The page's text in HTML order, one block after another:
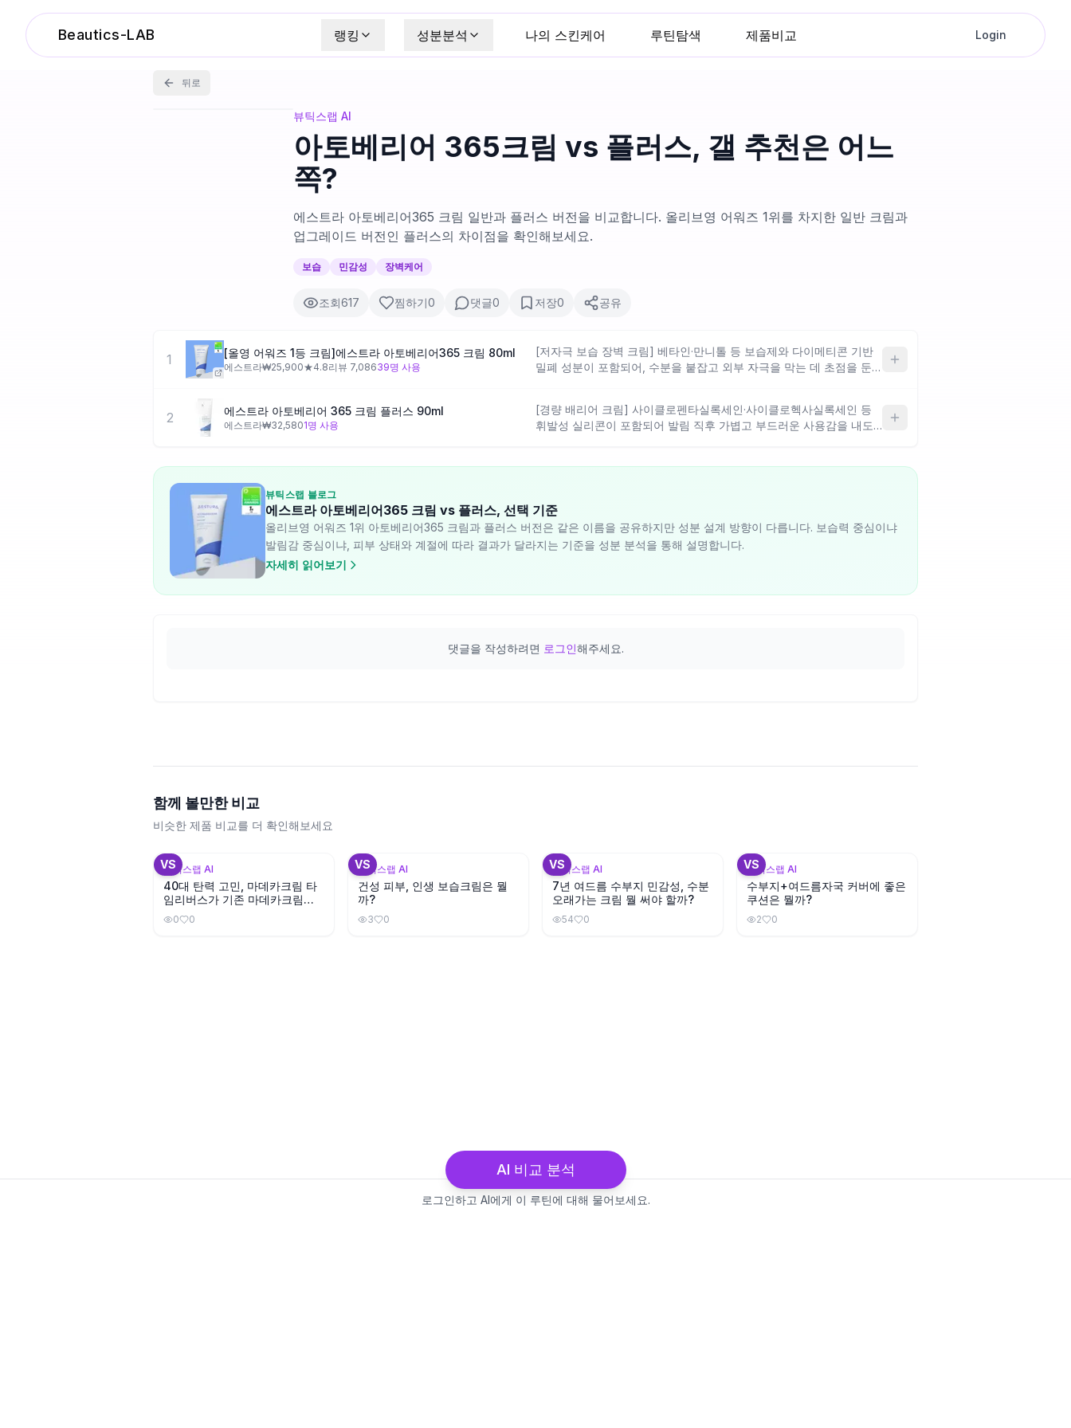
Beautics-LAB 랭킹 성분분석 나의 스킨케어 루틴탐색 제품비교 Login
뒤로
뷰틱스랩 AI
아토베리어 365크림 vs 플러스, 갤 추천은 어느
쪽?
에스트라 아토베리어365 크림 일반과 플러스 버전을 비교합니다. 올리브영 어워즈 1위를 차지한 일반 크림과
업그레이드 버전인 플러스의 차이점을 확인해보세요.
보습 민감성 장벽케어
조회617 찜하기0 댓글0 저장0 공유
1 [올영 어워즈 1등 크림]에스트라 아토베리어365 크림 80ml
에스트라₩25,900★4.8리뷰 7,08639명 사용
[저자극 보습 장벽 크림] 베타인·만니톨 등 보습제와 다이메티콘 기반
밀폐 성분이 포함되어, 수분을 붙잡고 외부 자극을 막는 데 초점을 둔
사용 시 주의가 필요합니다.
2 에스트라 아토베리어 365 크림 플러스 90ml
에스트라₩32,5801명 사용
[경량 배리어 크림] 사이클로펜타실록세인·사이클로헥사실록세인 등
휘발성 실리콘이 포함되어 발림 직후 가볍고 부드러운 사용감을 내도록
뷰틱스랩 블로그
에스트라 아토베리어365 크림 vs 플러스, 선택 기준
올리브영 어워즈 1위 아토베리어365 크림과 플러스 버전은 같은 이름을 공유하지만 성분 설계 방향이 다릅니다. 보습력 중심이냐
발림감 중심이냐, 피부 상태와 계절에 따라 결과가 달라지는 기준을 성분 분석을 통해 설명합니다.
자세히 읽어보기
댓글을 작성하려면 로그인해주세요.
함께 볼만한 비교
비슷한 제품 비교를 더 확인해보세요
VS
뷰틱스랩 AI
40대 탄력 고민, 마데카크림 타
임리버스가 기존 마데카크림보
다 나을까?
0 0
VS
뷰틱스랩 AI
건성 피부, 인생 보습크림은 뭘
까?
3 0
VS
뷰틱스랩 AI
7년 여드름 수부지 민감성, 수분
오래가는 크림 뭘 써야 할까?
54 0
VS
뷰틱스랩 AI
수부지+여드름자국 커버에 좋은
쿠션은 뭘까?
2 0
로그인하고 AI에게 이 루틴에 대해 물어보세요.
AI 비교 분석